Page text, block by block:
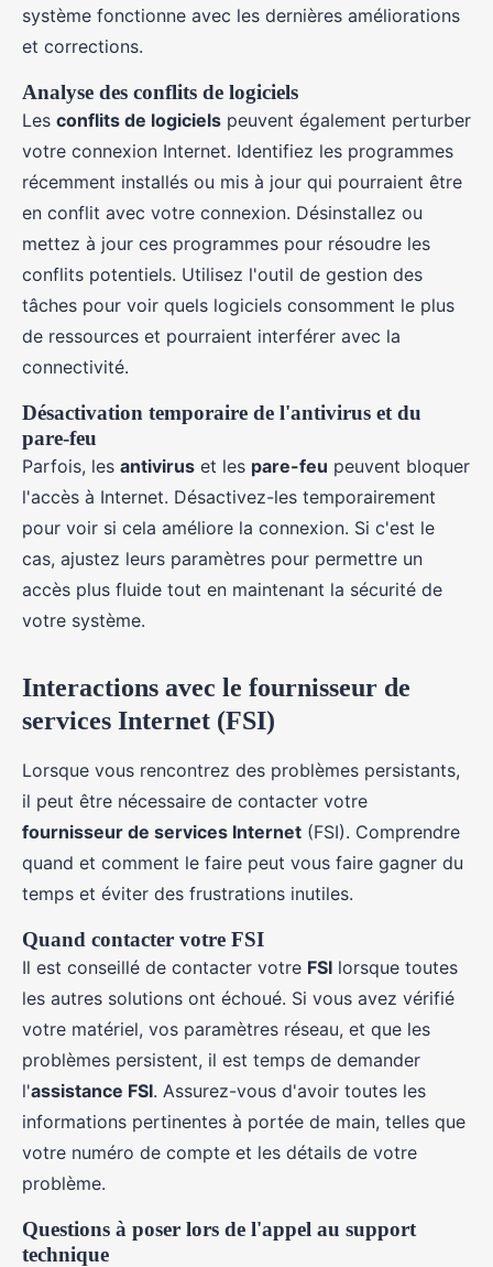
système fonctionne avec les dernières améliorations
et corrections.
Analyse des conflits de logiciels
Les conflits de logiciels peuvent également perturber
votre connexion Internet. Identifiez les programmes
récemment installés ou mis à jour qui pourraient être
en conflit avec votre connexion. Désinstallez ou
mettez à jour ces programmes pour résoudre les
conflits potentiels. Utilisez l'outil de gestion des
tâches pour voir quels logiciels consomment le plus
de ressources et pourraient interférer avec la
connectivité.
Désactivation temporaire de l'antivirus et du
pare-feu
Parfois, les antivirus et les pare-feu peuvent bloquer
l'accès à Internet. Désactivez-les temporairement
pour voir si cela améliore la connexion. Si c'est le
cas, ajustez leurs paramètres pour permettre un
accès plus fluide tout en maintenant la sécurité de
votre système.
Interactions avec le fournisseur de
services Internet (FSI)
Lorsque vous rencontrez des problèmes persistants,
il peut être nécessaire de contacter votre
fournisseur de services Internet (FSI). Comprendre
quand et comment le faire peut vous faire gagner du
temps et éviter des frustrations inutiles.
Quand contacter votre FSI
Il est conseillé de contacter votre FSI lorsque toutes
les autres solutions ont échoué. Si vous avez vérifié
votre matériel, vos paramètres réseau, et que les
problèmes persistent, il est temps de demander
l'assistance FSI. Assurez-vous d'avoir toutes les
informations pertinentes à portée de main, telles que
votre numéro de compte et les détails de votre
problème.
Questions à poser lors de l'appel au support
technique